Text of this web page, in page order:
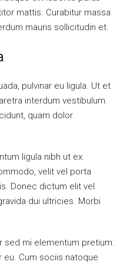
mattis. Curabitur massa
mauris sollicitudin et.
pulvinar eu ligula. Ut et
interdum vestibulum.
quam dolor
ligula nibh ut ex.
velit vel porta
Donec dictum elit vel
dui ultricies. Morbi
sed mi elementum pretium.
Cum sociis natoque